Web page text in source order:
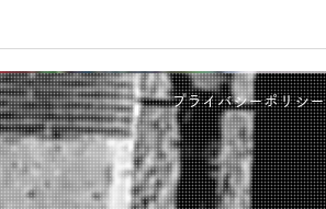
プライバシーポリシー